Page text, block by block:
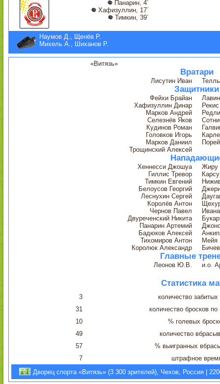
Панарин, 4´
Хафизуллин, 17´
Тимкин, 39´
Наумов Д., Щенёв Р.
Михель А., Шиханов Р.
«Витязь»
Вратари
Лисутин Иван
Защитники
Фейхи Брайан
Хафизуллин Динар
Марков Андрей
Селезнёв Яков
Кудинов Роман
Головков Игорь
Марков Даниил
Трощинский Алексей
Хеннесси Джошуа
Жиру
Гиллис Тревор
Тимкин Евгений
Белоусов Георгий
Леснухин Сергей
Королёв Антон
Чернов Павел
Двуреченский Никита
Панарин Артемий
Бадюков Алексей
Тихомиров Антон
Мейя
Королюк Александр
Главные
Леонов Ю.В. и.о.
Статистика
3
количество
31
количество бросков по
10
% голевых
49
количество
57
% выигранных
7
штрафное
Дворец спорта «Витязь» (3 300 зрителей), Чехов, Россия |